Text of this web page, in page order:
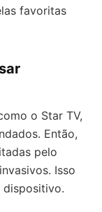
favoritas
o Star TV,
Então,
pelo
Isso
dispositivo.